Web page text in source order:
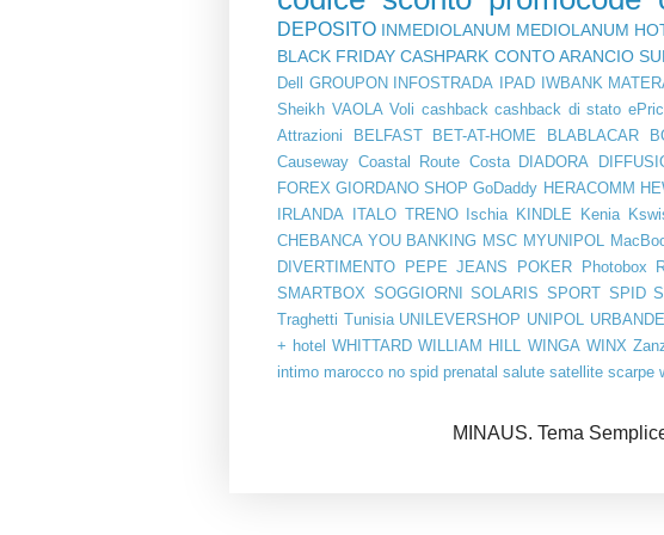
DEPOSITO INMEDIOLANUM MEDIOLANUM
BLACK FRIDAY CASHPARK CONTO ARANCIO
Dell
GROUPON INFOSTRADA IPAD IWBANK
Sheikh VAOLA Voli cashback cashback di stato
Attrazioni
BELFAST BET-AT-HOME BLABLACAR
Causeway Coastal Route Costa DIADORA
FOREX GIORDANO SHOP GoDaddy HERACOMM
IRLANDA
ITALO TRENO Ischia KINDLE Kenia
CHEBANCA YOU BANKING MSC MYUNIPOL
DIVERTIMENTO
PEPE JEANS POKER Photobox
SMARTBOX SOGGIORNI SOLARIS SPORT SPID
Traghetti Tunisia UNILEVERSHOP UNIPOL
+ hotel WHITTARD WILLIAM HILL WINGA WINX
intimo marocco no spid prenatal salute satellite scarpe
MINAUS. Tema